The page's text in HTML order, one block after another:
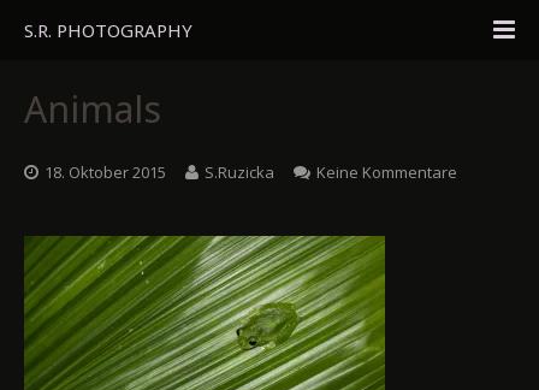
S.R. PHOTOGRAPHY
About
Blog
Gästebuch
Animals
18. Oktober 2015 S.Ruzicka Keine Kommentare